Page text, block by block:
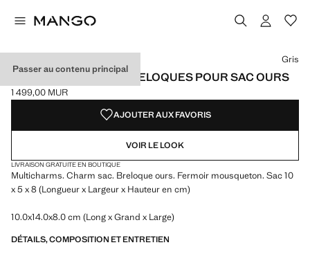
Passer au contenu principal
PORTE-CLÉS MULTI-BRELOQUES POUR SAC OURS
Prix actuel [1 499,00 MUR ]
1 499,00 MUR
Choisissez une couleur
Couleur Gris sélectionnée
Gris
AJOUTER AUX FAVORIS
VOIR LE LOOK
LIVRAISON GRATUITE EN BOUTIQUE
Multicharms. Charm sac. Breloque ours. Fermoir mousqueton. Sac 10
x 5 x 8 (Longueur x Largeur x Hauteur en cm)
10.0x14.0x8.0 cm (Long x Grand x Large)
DÉTAILS, COMPOSITION ET ENTRETIEN